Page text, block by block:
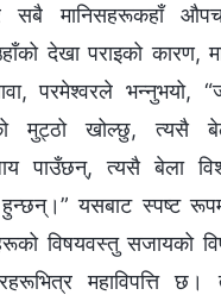
सबै मानिसहरूकहाँ
देखा पराइको कारण,
परमेश्‍वरले भन्‍नुभयो,
मुट्ठो खोल्छु, त्यसै
पाउँछन्, त्यसै बेला
हुन्छन्।” यसबाट स्पष्ट
विषयवस्तु सजायको
महाविपत्ति